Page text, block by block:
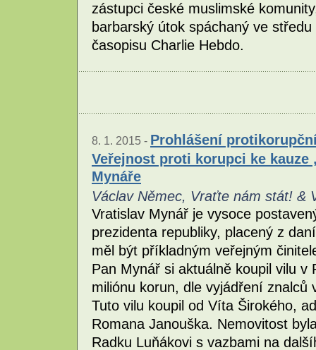
zástupci české muslimské
barbarský útok spáchaný ve
časopisu Charlie Hebdo.
8. 1. 2015 - Prohlášení
Veřejnost proti korupci ke kauze
Mynáře
Václav Němec, Vraťte nám stát! &
Vratislav Mynář je vysoce
prezidenta republiky, placený z
měl být příkladným veřejným
Pan Mynář si aktuálně koupil vilu
miliónu korun, dle vyjádření
Tuto vilu koupil od Víta Širokého,
Romana Janouška. Nemovitost
Radku Luňákovi s vazbami na